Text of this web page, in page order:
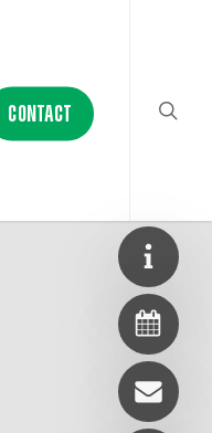
CONTACT